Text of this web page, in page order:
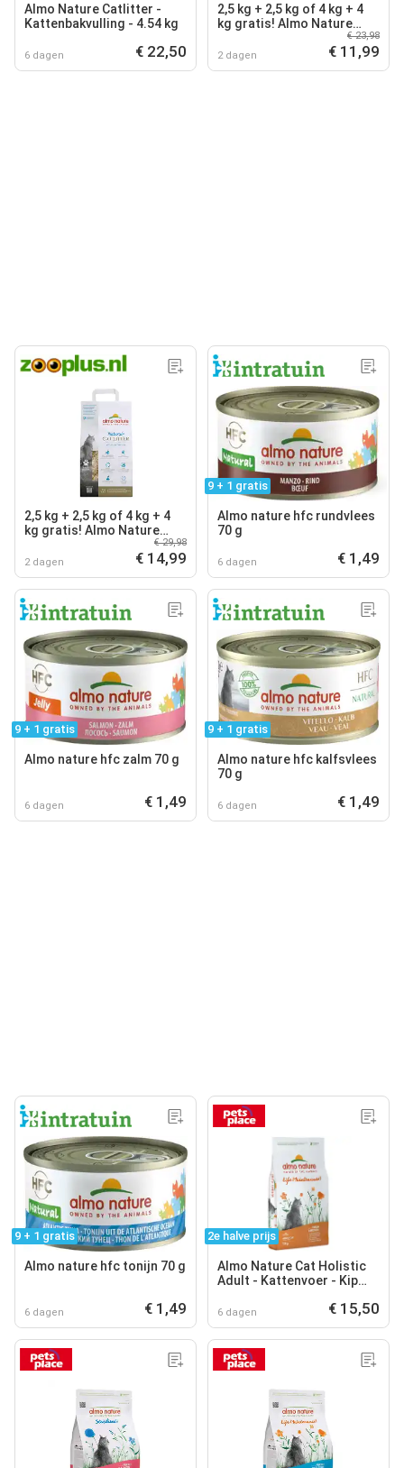
Almo Nature Catlitter -
Kattenbakvulling - 4.54 kg
6 dagen € 22,50
2,5 kg + 2,5 kg of 4 kg + 4
kg gratis! Almo Nature
Dubbelpak: 2 x 2,5 kg
2 dagen
€ 23,98
€ 11,99
2,5 kg + 2,5 kg of 4 kg + 4
kg gratis! Almo Nature
Dubbelpak: 2 x 4 kg
2 dagen
€ 29,98
€ 14,99
9 + 1 gratis
Almo nature hfc rundvlees
70 g
6 dagen € 1,49
9 + 1 gratis
Almo nature hfc zalm 70 g
6 dagen € 1,49
9 + 1 gratis
Almo nature hfc kalfsvlees
70 g
6 dagen € 1,49
9 + 1 gratis
Almo nature hfc tonijn 70 g
6 dagen € 1,49
2e halve prijs
Almo Nature Cat Holistic
Adult - Kattenvoer - Kip
6 dagen € 15,50